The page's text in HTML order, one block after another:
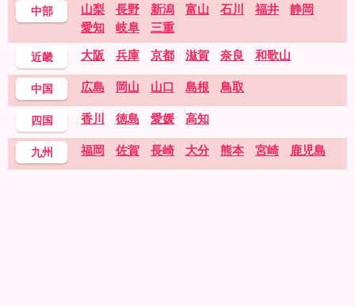
中部 山梨 長野 新潟 富山 石川 福井
静岡
愛知
岐阜 三重
近畿 大阪 兵庫 京都 滋賀 奈良 和歌山
中国 広島 岡山 山口 島根 鳥取
四国 香川 徳島 愛媛 高知
九州 福岡 佐賀 長崎 大分 熊本 宮崎 鹿児島